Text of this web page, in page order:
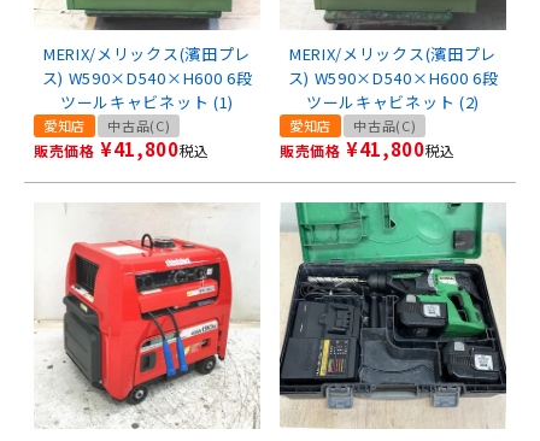
MERIX/メリックス(濱田プレ
ス) W590×D540×H600 6段
ツールキャビネット (1)
愛知店 中古品(C)
販売価格 ¥41,800税込
MERIX/メリックス(濱田プレ
ス) W590×D540×H600 6段
ツールキャビネット (2)
愛知店 中古品(C)
販売価格 ¥41,800税込